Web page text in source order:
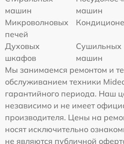
машин
машин
Микроволновых
печей
Духовых
шкафов
Сушильных
машин
Мы занимаемся ремонтом и
обслуживанием техники
гарантийного периода. Наш
независимо и не имеет
производителя. Цены на
носят исключительно
не являются публичной